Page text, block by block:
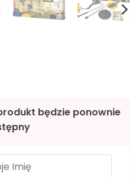
będzie ponownie